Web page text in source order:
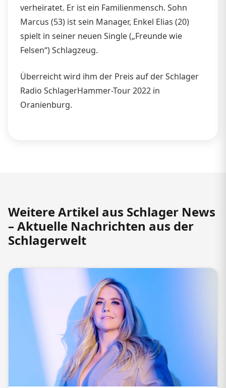
verheiratet. Er ist ein Familienmensch. Sohn
Marcus (53) ist sein Manager, Enkel Elias (20)
spielt in seiner neuen Single („Freunde wie
Felsen“) Schlagzeug.
Überreicht wird ihm der Preis auf der Schlager
Radio SchlagerHammer-Tour 2022 in
Oranienburg.
Weitere Artikel aus Schlager News
– Aktuelle Nachrichten aus der
Schlagerwelt